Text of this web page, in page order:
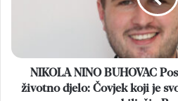
Čovjek
NIKOLA NINO BUHOVAC
životno djelo: Čovjek koji je